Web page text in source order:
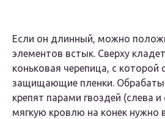
Если он длинный, можно
элементов встык. Сверху
коньковая черепица, с которой
защищающие пленки.
крепят парами гвоздей (слева и
мягкую кровлю на конек нужно